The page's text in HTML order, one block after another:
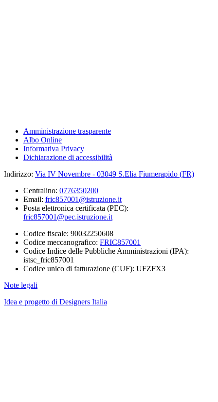
Amministrazione trasparente
Albo Online
Informativa Privacy
Dichiarazione di accessibilità
Indirizzo: Via IV Novembre - 03049 S.Elia Fiumerapido (FR)
Centralino: 0776350200
Email: fric857001@istruzione.it
Posta elettronica certificata (PEC):
fric857001@pec.istruzione.it
Codice fiscale: 90032250608
Codice meccanografico: FRIC857001
Codice Indice delle Pubbliche Amministrazioni (IPA):
istsc_fric857001
Codice unico di fatturazione (CUF): UFZFX3
Note legali
Idea e progetto di Designers Italia